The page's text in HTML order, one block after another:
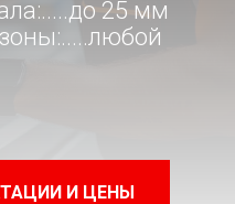
25 мм
И ЦЕНЫ